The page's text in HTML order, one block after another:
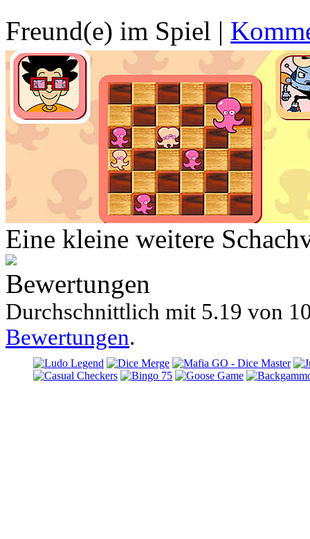
Freund(e) im Spiel |
Eine kleine weitere
Bewertungen
Durchschnittlich mit 5.19 von
Bewertungen.